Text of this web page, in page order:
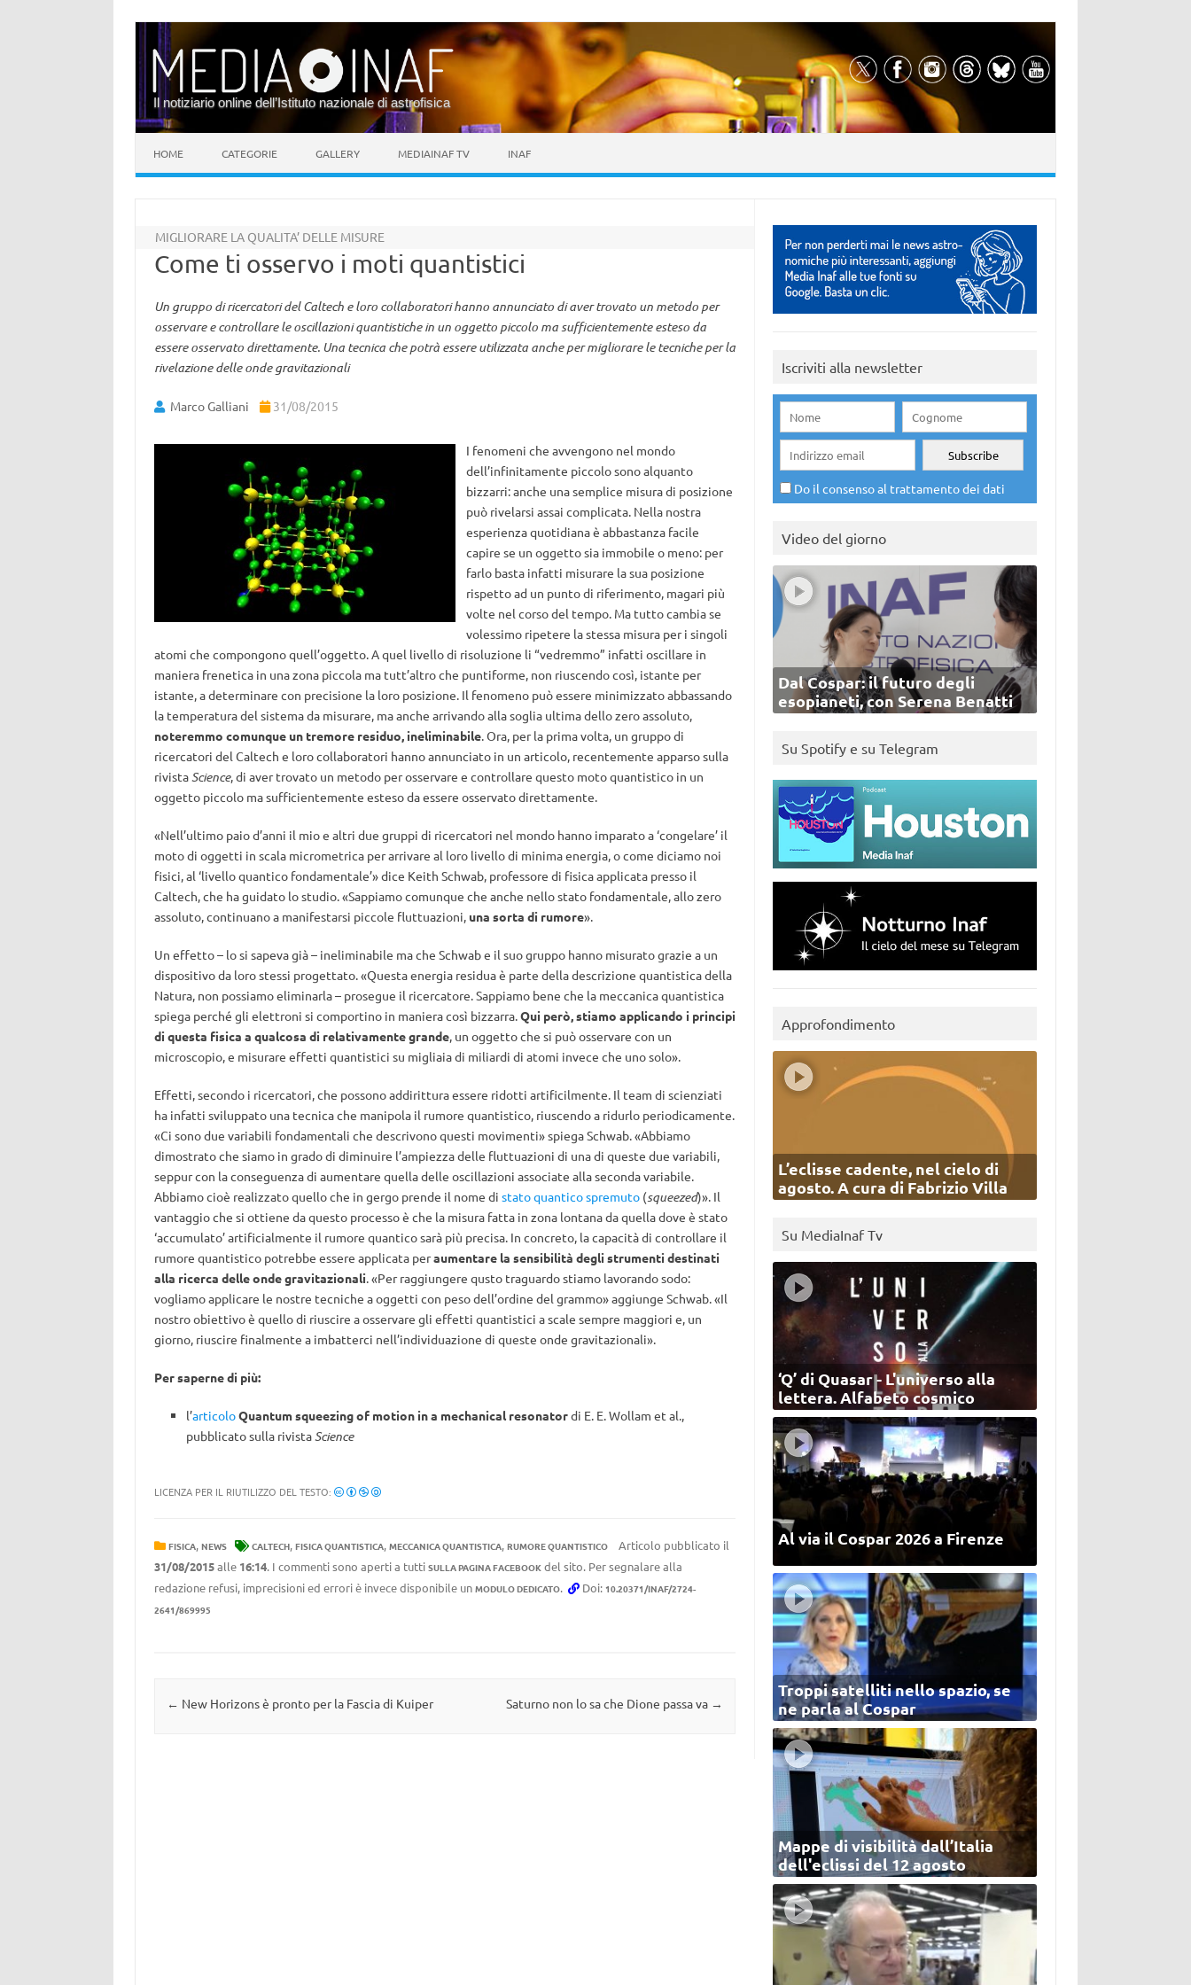
Il notiziario online dell’Istituto nazionale di astrofisica
HOME CATEGORIE GALLERY MEDIAINAF TV INAF
MIGLIORARE LA QUALITA’ DELLE MISURE
Come ti osservo i moti quantistici
Un gruppo di ricercatori del Caltech e loro collaboratori hanno annunciato di aver trovato un metodo per
osservare e controllare le oscillazioni quantistiche in un oggetto piccolo ma sufficientemente esteso da
essere osservato direttamente. Una tecnica che potrà essere utilizzata anche per migliorare le tecniche per la
rivelazione delle onde gravitazionali
Marco Galliani 31/08/2015
I fenomeni che avvengono nel mondo
dell’infinitamente piccolo sono alquanto
bizzarri: anche una semplice misura di posizione
può rivelarsi assai complicata. Nella nostra
esperienza quotidiana è abbastanza facile
capire se un oggetto sia immobile o meno: per
farlo basta infatti misurare la sua posizione
rispetto ad un punto di riferimento, magari più
volte nel corso del tempo. Ma tutto cambia se
volessimo ripetere la stessa misura per i singoli
atomi che compongono quell’oggetto. A quel livello di risoluzione li “vedremmo” infatti oscillare in
maniera frenetica in una zona piccola ma tutt’altro che puntiforme, non riuscendo così, istante per
istante, a determinare con precisione la loro posizione. Il fenomeno può essere minimizzato abbassando
la temperatura del sistema da misurare, ma anche arrivando alla soglia ultima dello zero assoluto,
noteremmo comunque un tremore residuo, ineliminabile. Ora, per la prima volta, un gruppo di
ricercatori del Caltech e loro collaboratori hanno annunciato in un articolo, recentemente apparso sulla
rivistaScience, di aver trovato un metodo per osservare e controllare questo moto quantistico in un
oggetto piccolo ma sufficientemente esteso da essere osservato direttamente.
«Nell’ultimo paio d’anni il mio e altri due gruppi di ricercatori nel mondo hanno imparato a ‘congelare’ il
moto di oggetti in scala micrometrica per arrivare al loro livello di minima energia, o come diciamo noi
fisici, al ‘livello quantico fondamentale’» dice Keith Schwab, professore di fisica applicata presso il
Caltech, che ha guidato lo studio. «Sappiamo comunque che anche nello stato fondamentale, allo zero
assoluto, continuano a manifestarsi piccole fluttuazioni,una sorta di rumore».
Un effetto – lo si sapeva già – ineliminabile ma che Schwab e il suo gruppo hanno misurato grazie a un
dispositivo da loro stessi progettato. «Questa energia residua è parte della descrizione quantistica della
Natura, non possiamo eliminarla – prosegue il ricercatore. Sappiamo bene che la meccanica quantistica
spiega perché gli elettroni si comportino in maniera così bizzarra.Qui però, stiamo applicando i principi
di questa fisica a qualcosa di relativamente grande, un oggetto che si può osservare con un
microscopio, e misurare effetti quantistici su migliaia di miliardi di atomi invece che uno solo».
Effetti, secondo i ricercatori, che possono addirittura essere ridotti artificilmente. Il team di scienziati
ha infatti sviluppato una tecnica che manipola il rumore quantistico, riuscendo a ridurlo periodicamente.
«Ci sono due variabili fondamentali che descrivono questi movimenti» spiega Schwab. «Abbiamo
dimostrato che siamo in grado di diminuire l’ampiezza delle fluttuazioni di una di queste due variabili,
seppur con la conseguenza di aumentare quella delle oscillazioni associate alla seconda variabile.
Abbiamo cioè realizzato quello che in gergo prende il nome di stato quantico spremuto(squeezed)». Il
vantaggio che si ottiene da questo processo è che la misura fatta in zona lontana da quella dove è stato
‘accumulato’ artificialmente il rumore quantico sarà più precisa. In concreto, la capacità di controllare il
rumore quantistico potrebbe essere applicata peraumentare la sensibilità degli strumenti destinati
alla ricerca delle onde gravitazionali. «Per raggiungere qusto traguardo stiamo lavorando sodo:
vogliamo applicare le nostre tecniche a oggetti con peso dell’ordine del grammo» aggiunge Schwab. «Il
nostro obiettivo è quello di riuscire a osservare gli effetti quantistici a scale sempre maggiori e, un
giorno, riuscire finalmente a imbatterci nell’individuazione di queste onde gravitazionali».
Per saperne di più:
l’articoloQuantum squeezing of motion in a mechanical resonatordi E. E. Wollam et al.,
pubblicato sulla rivistaScience
LICENZA PER IL RIUTILIZZO DEL TESTO:
FISICA, NEWS CALTECH, FISICA QUANTISTICA, MECCANICA QUANTISTICA, RUMORE QUANTISTICO
Articolo pubblicato il
31/08/2015alle 16:14. I commenti sono aperti a tutti SULLA PAGINA FACEBOOKdel sito. Per segnalare alla
redazione refusi, imprecisioni ed errori è invece disponibile un MODULO DEDICATO. Doi: 10.20371/INAF/2724-
2641/869995
Navigazione articolo
← New Horizons è pronto per la Fascia di Kuiper Saturno non lo sa che Dione passa va →
Iscriviti alla newsletter
Do il consenso al trattamento dei dati
Video del giorno
Dal Cospar: il futuro degli
esopianeti, con Serena Benatti
Su Spotify e su Telegram
Approfondimento
L’eclisse cadente, nel cielo di
agosto. A cura di Fabrizio Villa
Su MediaInaf Tv
‘Q’ di Quasar - L'universo alla
lettera. Alfabeto cosmico
Al via il Cospar 2026 a Firenze
Troppi satelliti nello spazio, se
ne parla al Cospar
Mappe di visibilità dall’Italia
dell'eclissi del 12 agosto